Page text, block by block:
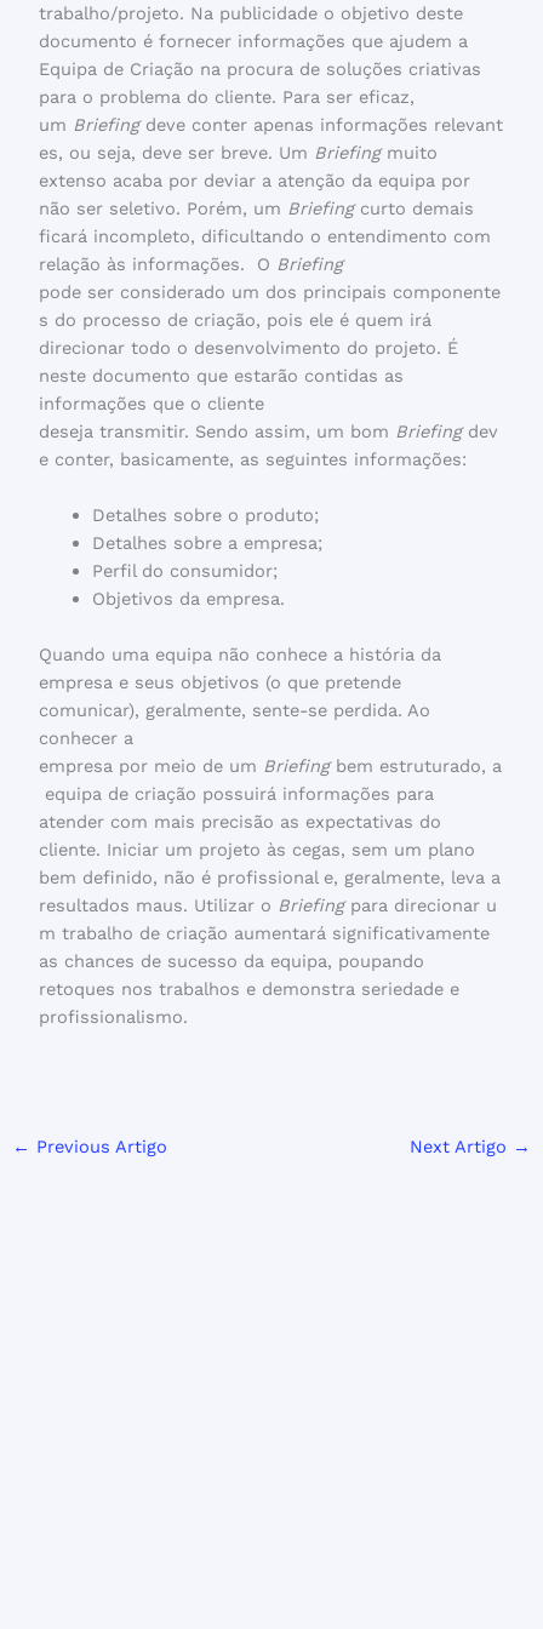
trabalho/projeto. Na publicidade o objetivo deste
documento é fornecer informações que ajudem a
Equipa de Criação na procura de soluções criativas
para o problema do cliente. Para ser eficaz,
um Briefing deve conter apenas informações relevant
es, ou seja, deve ser breve. Um Briefing muito
extenso acaba por deviar a atenção da equipa por
não ser seletivo. Porém, um Briefing curto demais
ficará incompleto, dificultando o entendimento com
relação às informações. O Briefing
pode ser considerado um dos principais componente
s do processo de criação, pois ele é quem irá
direcionar todo o desenvolvimento do projeto. É
neste documento que estarão contidas as
informações que o cliente
deseja transmitir. Sendo assim, um bom Briefing dev
e conter, basicamente, as seguintes informações:
Detalhes sobre o produto;
Detalhes sobre a empresa;
Perfil do consumidor;
Objetivos da empresa.
Quando uma equipa não conhece a história da
empresa e seus objetivos (o que pretende
comunicar), geralmente, sente-se perdida. Ao
conhecer a
empresa por meio de um Briefing bem estruturado, a
equipa de criação possuirá informações para
atender com mais precisão as expectativas do
cliente. Iniciar um projeto às cegas, sem um plano
bem definido, não é profissional e, geralmente, leva a
resultados maus. Utilizar o Briefing para direcionar u
m trabalho de criação aumentará significativamente
as chances de sucesso da equipa, poupando
retoques nos trabalhos e demonstra seriedade e
profissionalismo.
← Previous Artigo Next Artigo →